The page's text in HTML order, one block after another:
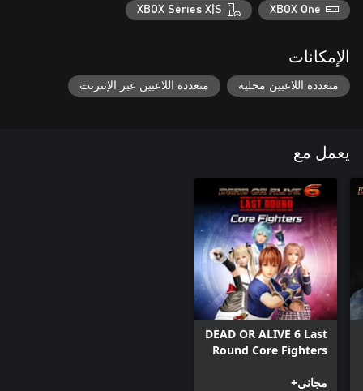
XBOX One
XBOX Series X|S
الإمكانات
متعددة اللاعبين محلية متعددة اللاعبين عبر الإنترنت
يعمل مع
DEAD OR ALIVE 6 Last
Round Core Fighters
مجاني+